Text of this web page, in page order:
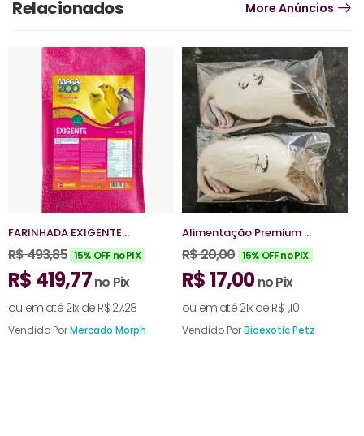
Relacionados More Anúncios
FARINHADA EXIGENTE
REPRODUÇÃO –
MEGAZOO – 5KG
R$493,85 15% OFF no PIX
R$ 419,77no Pix
ou em até 21x de R$27,28
Vendido PorMercado Morph
Alimentação Premium –
Roedores Mercol 70g
R$20,00 15% OFF no PIX
R$17,00no Pix
ou em até 21x de R$1,10
Vendido PorBioexotic Petz